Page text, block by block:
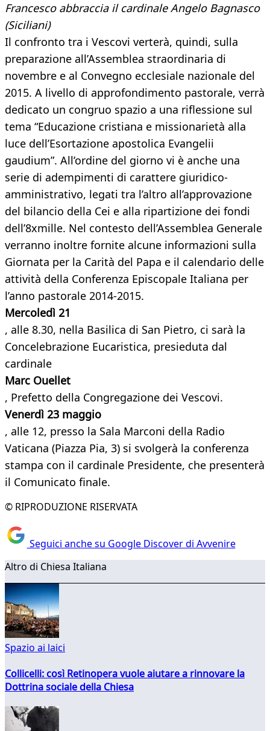
Francesco abbraccia il cardinale Angelo Bagnasco
(Siciliani)
Il confronto tra i Vescovi verterà, quindi, sulla
preparazione all’Assemblea straordinaria di
novembre e al Convegno ecclesiale nazionale del
2015. A livello di approfondimento pastorale, verrà
dedicato un congruo spazio a una riflessione sul
tema “Educazione cristiana e missionarietà alla
luce dell’Esortazione apostolica Evangelii
gaudium”. All’ordine del giorno vi è anche una
serie di adempimenti di carattere giuridico-
amministrativo, legati tra l’altro all’approvazione
del bilancio della Cei e alla ripartizione dei fondi
dell’8xmille. Nel contesto dell’Assemblea Generale
verranno inoltre fornite alcune informazioni sulla
Giornata per la Carità del Papa e il calendario delle
attività della Conferenza Episcopale Italiana per
l’anno pastorale 2014-2015.
Mercoledì 21
, alle 8.30, nella Basilica di San Pietro, ci sarà la
Concelebrazione Eucaristica, presieduta dal
cardinale
Marc Ouellet
, Prefetto della Congregazione dei Vescovi.
Venerdì 23 maggio
, alle 12, presso la Sala Marconi della Radio
Vaticana (Piazza Pia, 3) si svolgerà la conferenza
stampa con il cardinale Presidente, che presenterà
il Comunicato finale.
© RIPRODUZIONE RISERVATA
Seguici anche su Google Discover di Avvenire
Altro di Chiesa Italiana
Spazio ai laici
Collicelli: così Retinopera vuole aiutare a rinnovare la
Dottrina sociale della Chiesa